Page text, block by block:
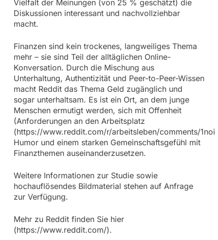
Vielfalt der Meinungen (von 25 % geschätzt) die
Diskussionen interessant und nachvollziehbar
macht.
Finanzen sind kein trockenes, langweiliges Thema
mehr – sie sind Teil der alltäglichen Online-
Konversation. Durch die Mischung aus
Unterhaltung, Authentizität und Peer-to-Peer-Wissen
macht Reddit das Thema Geld zugänglich und
sogar unterhaltsam. Es ist ein Ort, an dem junge
Menschen ermutigt werden, sich mit Offenheit
(Anforderungen an den Arbeitsplatz
(https://www.reddit.com/r/arbeitsleben/comments/
Humor und einem starken Gemeinschaftsgefühl mit
Finanzthemen auseinanderzusetzen.
Weitere Informationen zur Studie sowie
hochauflösendes Bildmaterial stehen auf Anfrage
zur Verfügung.
Mehr zu Reddit finden Sie hier
(https://www.reddit.com/).